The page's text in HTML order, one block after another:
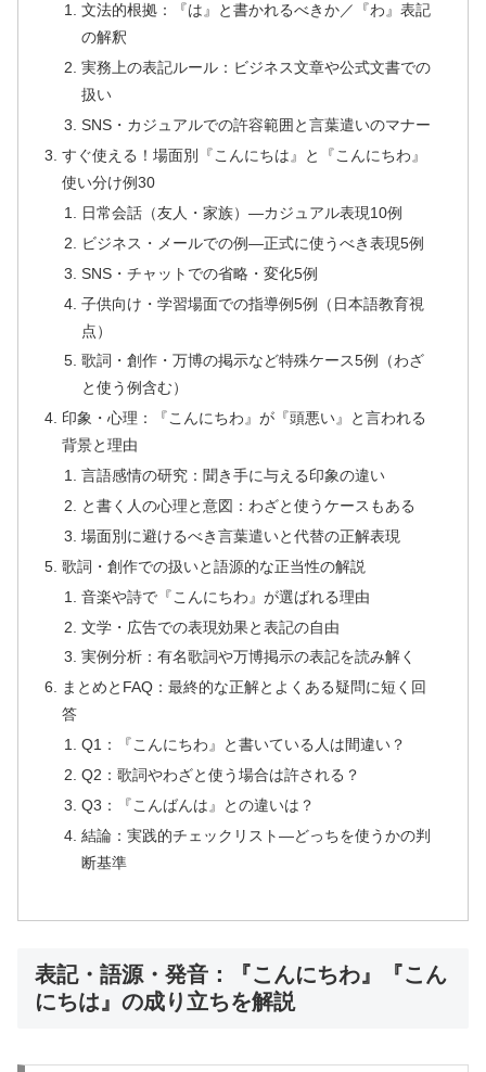
文法的根拠：『は』と書かれるべきか／『わ』表記
の解釈
実務上の表記ルール：ビジネス文章や公式文書での
扱い
SNS・カジュアルでの許容範囲と言葉遣いのマナー
すぐ使える！場面別『こんにちは』と『こんにちわ』
使い分け例30
日常会話（友人・家族）—カジュアル表現10例
ビジネス・メールでの例—正式に使うべき表現5例
SNS・チャットでの省略・変化5例
子供向け・学習場面での指導例5例（日本語教育視
点）
歌詞・創作・万博の掲示など特殊ケース5例（わざ
と使う例含む）
印象・心理：『こんにちわ』が『頭悪い』と言われる
背景と理由
言語感情の研究：聞き手に与える印象の違い
と書く人の心理と意図：わざと使うケースもある
場面別に避けるべき言葉遣いと代替の正解表現
歌詞・創作での扱いと語源的な正当性の解説
音楽や詩で『こんにちわ』が選ばれる理由
文学・広告での表現効果と表記の自由
実例分析：有名歌詞や万博掲示の表記を読み解く
まとめとFAQ：最終的な正解とよくある疑問に短く回
答
Q1：『こんにちわ』と書いている人は間違い？
Q2：歌詞やわざと使う場合は許される？
Q3：『こんばんは』との違いは？
結論：実践的チェックリスト—どっちを使うかの判
断基準
表記・語源・発音：『こんにちわ』『こん
にちは』の成り立ちを解説